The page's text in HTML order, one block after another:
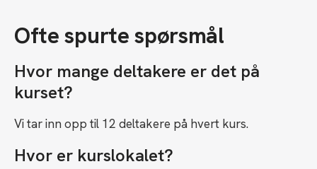
Ofte spurte spørsmål
Hvor mange deltakere er det på
kurset?
Vi tar inn opp til 12 deltakere på hvert kurs.
Hvor er kurslokalet?